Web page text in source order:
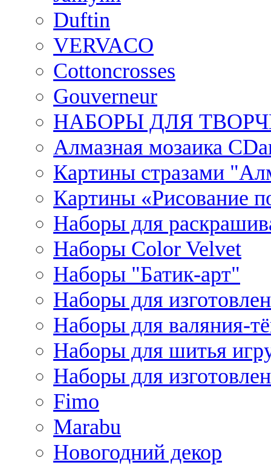
Duftin
VERVACO
Cottoncrosses
Gouverneur
НАБОРЫ ДЛЯ
Алмазная мозаика
Картины стразами
Картины «Рисование
Наборы для
Наборы Сolor Velvet
Наборы "Батик-арт"
Наборы для
Наборы для валяния-
Наборы для шитья
Наборы для
Fimo
Marabu
Новогодний декор